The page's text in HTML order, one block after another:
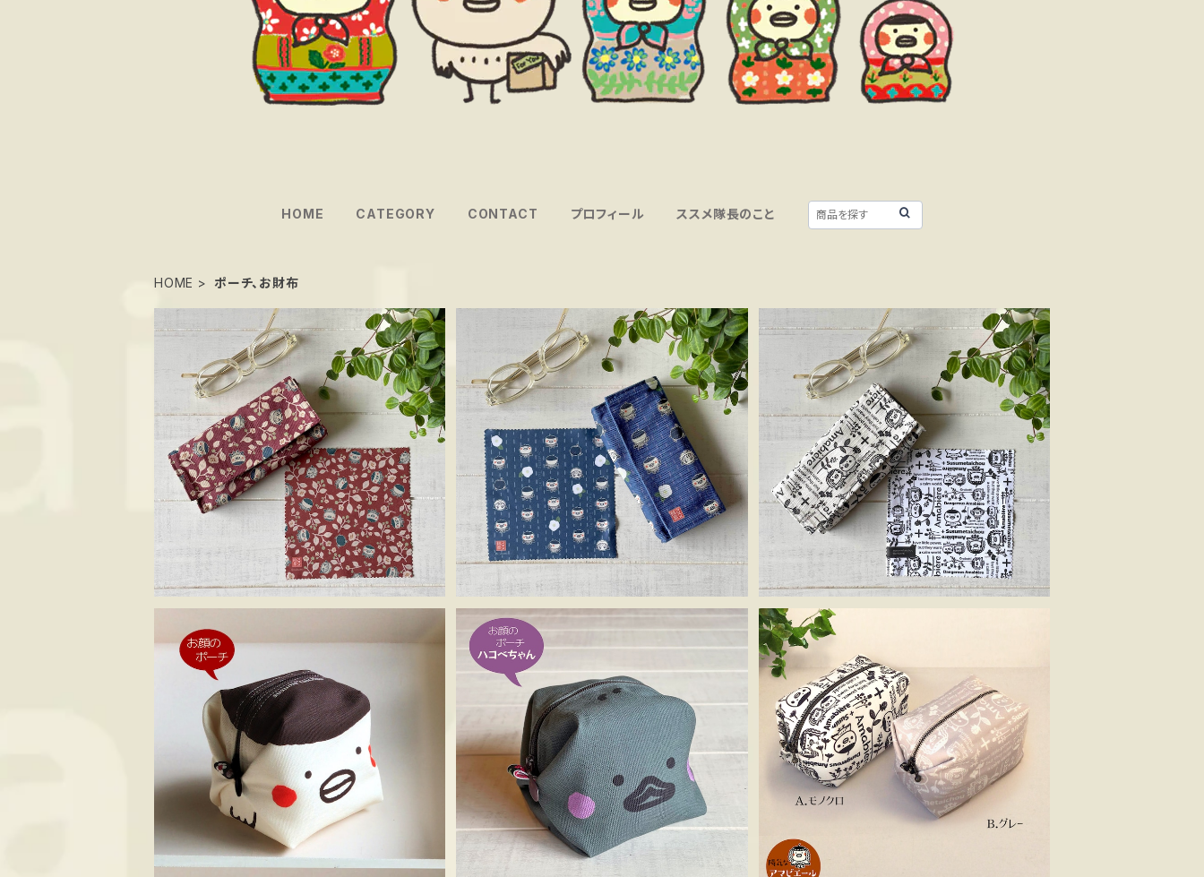
HOME CATEGORY CONTACT プロフィール ススメ隊長のこと
HOME ポーチ、お財布
メガネケース＆メガネクロス ススメ隊長 ＊レ
トロ赤
¥1,980
SOLD OUT
メガネケース＆メガネクロス ススメ隊長 ＊縞
つばき
¥1,980
メガネケース＆メガネクロス ススメ隊長 ＊陽
気なアマビエール
¥1,980
お顔のポーチ ススメ隊長＊キャラメルポーチ
S face
¥1,650
お顔のポーチ ハコベちゃん＊キャラメルポー
チS face
¥1,650
キャラメルポーチM ススメ隊長＊陽気なアマ
ビエール
¥1,980